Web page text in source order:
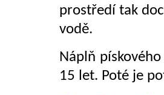
pro­stře­dí tak
vodě.
Náplň
15 let. Poté je